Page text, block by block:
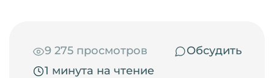
9 275 просмотров
Обсудить
1 минута на чтение